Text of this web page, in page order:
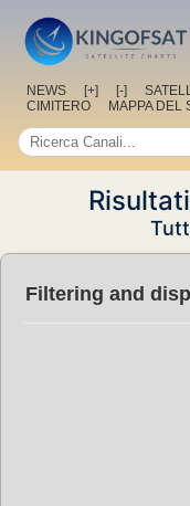
NEWS [+] [-]
CIMITERO
MAPPA DEL
Filtering and